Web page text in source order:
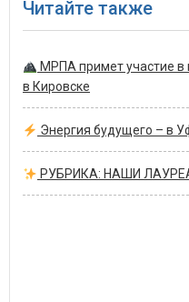
Читайте также
МРПА примет участие
в Кировске
Энергия будущего – в
РУБРИКА: НАШИ